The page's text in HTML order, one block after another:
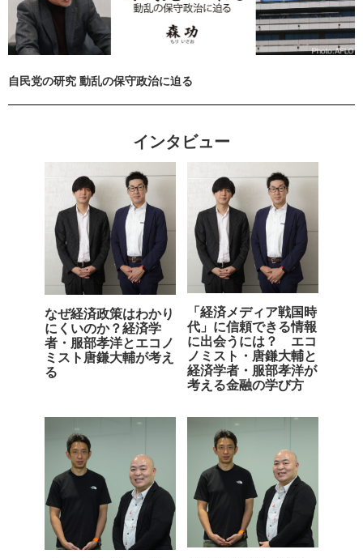
自民党の研究 動乱の保守政治に迫る
インタビュー
なぜ経済政策はわかり
にくいのか？経済学
者・服部孝洋とエコノ
ミスト唐鎌大輔が考え
る
「経済メディア戦国時
代」に信頼できる情報
に出会うには？ エコ
ノミスト・唐鎌大輔と
経済学者・服部孝洋が
考える金融の学び方